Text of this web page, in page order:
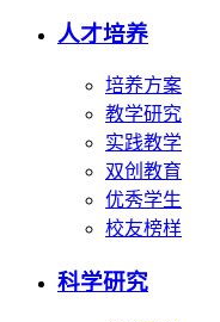
人才培养
培养方案
教学研究
实践教学
双创教育
优秀学生
校友榜样
科学研究